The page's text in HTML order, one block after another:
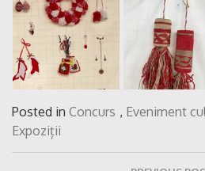
Posted in Concurs Eveniment
Expoziții
Navigare